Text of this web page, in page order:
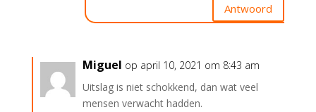
Antwoord
Miguel op april 10, 2021 om 8:43 am
Uitslag is niet schokkend, dan wat veel
mensen verwacht hadden.